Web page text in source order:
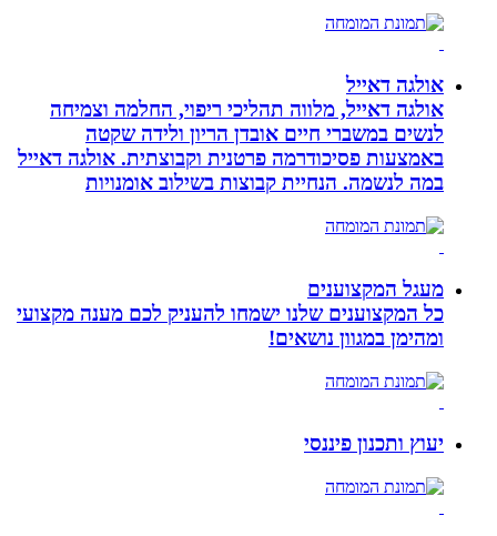
אולגה דאייל
אולגה דאייל, מלווה תהליכי ריפוי, החלמה וצמיחה
לנשים במשברי חיים אובדן הריון ולידה שקטה
באמצעות פסיכודרמה פרטנית וקבוצתית. אולגה דאייל
במה לנשמה. ‏הנחיית קבוצות בשילוב אומנויות‏
מעגל המקצוענים
כל המקצוענים שלנו ישמחו להעניק לכם מענה מקצועי
ומהימן במגוון נושאים!
יעוץ ותכנון פיננסי